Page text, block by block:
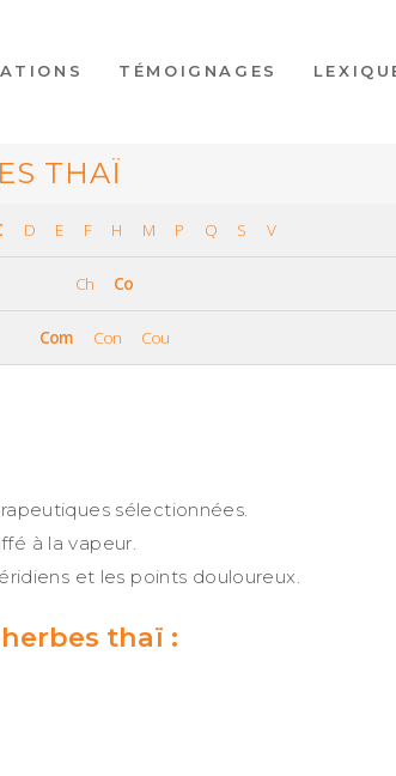
TÉMOIGNAGES
THAÏ
D E F H M P Q S V
Ch Co
Com Con Cou
sélectionnées.
à la vapeur.
et les points douloureux.
thaï :